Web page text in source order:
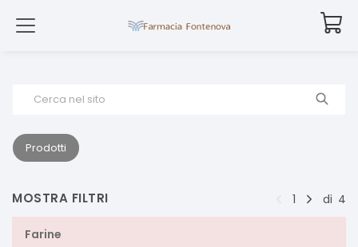
Cerca nel sito
Prodotti
MOSTRA FILTRI 1 di 4
Farine